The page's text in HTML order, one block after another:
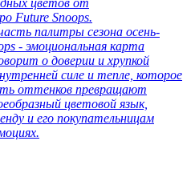
цветов от
Future Snoops.
палитры сезона осень-
- эмоциональная карта
о доверии и хрупкой
силе и тепле, которое
оттенков превращают
цветовой язык,
и его покупательницам